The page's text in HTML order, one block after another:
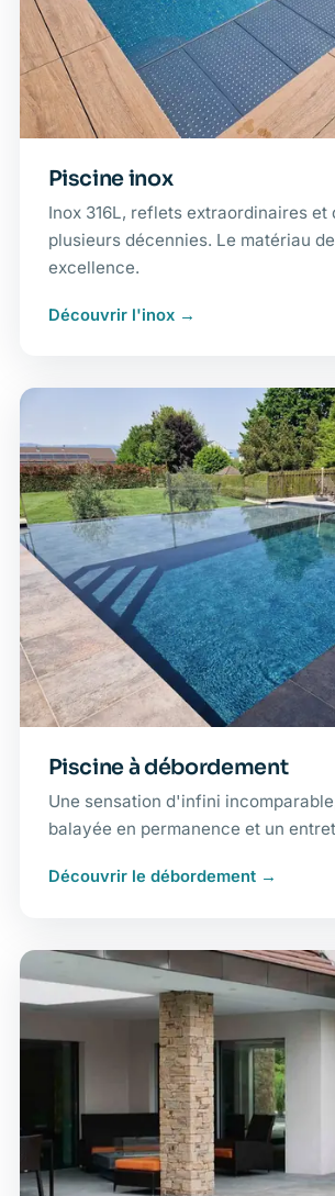
Piscine inox
Inox 316L, reflets extraordinaires et
plusieurs décennies. Le matériau
excellence.
Découvrir l'inox
Piscine à débordement
Une sensation d'infini
balayée en permanence et un
Découvrir le débordement